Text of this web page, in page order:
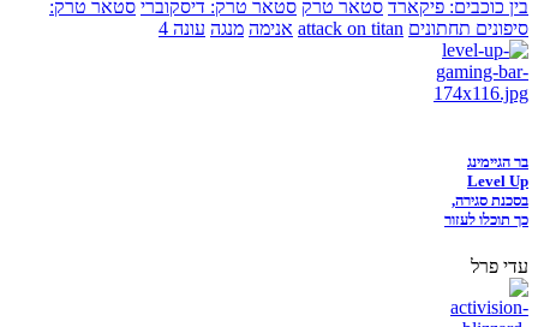
בין כוכבים: פיקארד סטאר טרק סטאר טרק: דיסקוברי סטאר טרק:
סיפונים תחתונים attack on titan אנימה מנגה עונה 4
בר הגיימינג
Level Up
בסכנת סגירה,
כך תוכלו לעזור
עדי פרל